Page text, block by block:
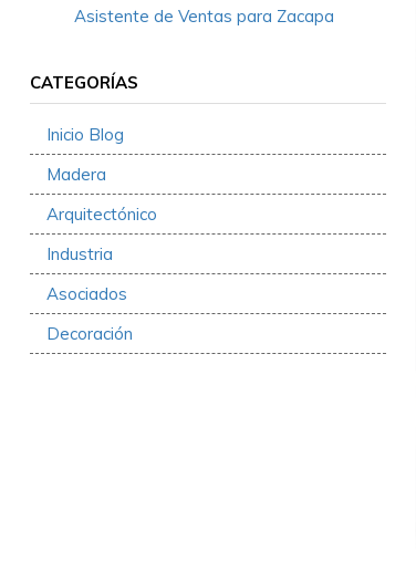
Asistente de Ventas para Zacapa
CATEGORÍAS
Inicio Blog
Madera
Arquitectónico
Industria
Asociados
Decoración